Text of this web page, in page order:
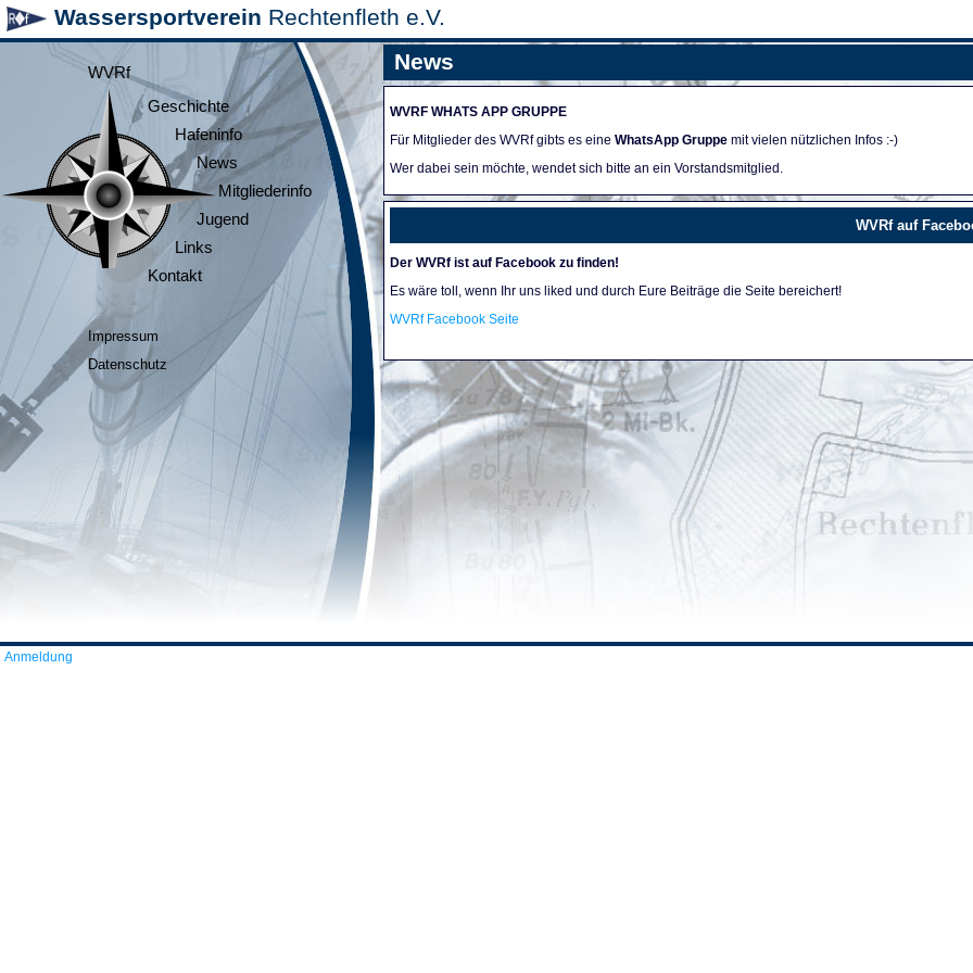
Wassersportverein Rechtenfleth e.V.
WVRf
Geschichte
Hafeninfo
News
Mitgliederinfo
Jugend
Links
Kontakt
Impressum
Datenschutz
News
WVRF WHATS APP GRUPPE
Für Mitglieder des WVRf gibts es eine WhatsApp Gruppe mit vielen nützlichen Infos :-)
Wer dabei sein möchte, wendet sich bitte an ein Vorstandsmitglied.
WVRf auf
Der WVRf ist auf Facebook zu finden!
Es wäre toll, wenn Ihr uns liked und durch Eure Beiträge die Seite bereichert!
WVRf Facebook Seite
Anmeldung